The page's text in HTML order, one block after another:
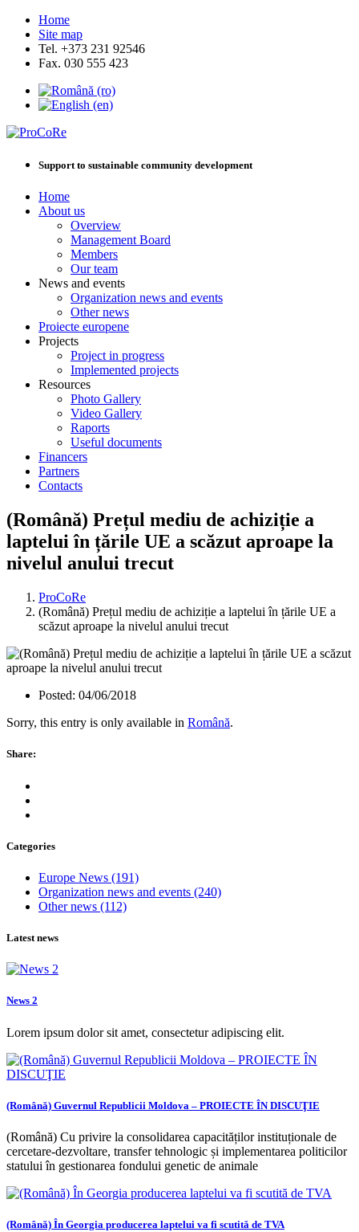
Home
Site map
Tel. +373 231 92546
Fax. 030 555 423
Support to sustainable community development
Home
About us
Overview
Management Board
Members
Our team
News and events
Organization news and events
Other news
Proiecte europene
Projects
Project in progress
Implemented projects
Resources
Photo Gallery
Video Gallery
Raports
Useful documents
Financers
Partners
Contacts
(Română) Prețul mediu de achiziție a
laptelui în țările UE a scăzut aproape la
nivelul anului trecut
ProCoRe
(Română) Prețul mediu de achiziție a laptelui în țările UE a
scăzut aproape la nivelul anului trecut
Posted: 04/06/2018
Sorry, this entry is only available in Română.
Share:
Categories
Europe News (191)
Organization news and events (240)
Other news (112)
Latest news
News 2
Lorem ipsum dolor sit amet, consectetur adipiscing elit.
(Română) Guvernul Republicii Moldova – PROIECTE ÎN DISCUŢIE
(Română) Cu privire la consolidarea capacităților instituționale de
cercetare-dezvoltare, transfer tehnologic și implementarea politicilor
statului în gestionarea fondului genetic de animale
(Română) În Georgia producerea laptelui va fi scutită de TVA